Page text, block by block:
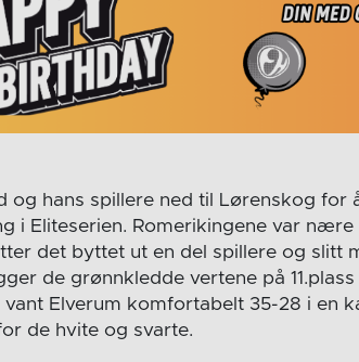
og hans spillere ned til Lørenskog for
i Eliteserien. Romerikingene var nære
det byttet ut en del spillere og slitt
de grønnkledde vertene på
Elverum komfortabelt 35-28 i en
de hvite og svarte.